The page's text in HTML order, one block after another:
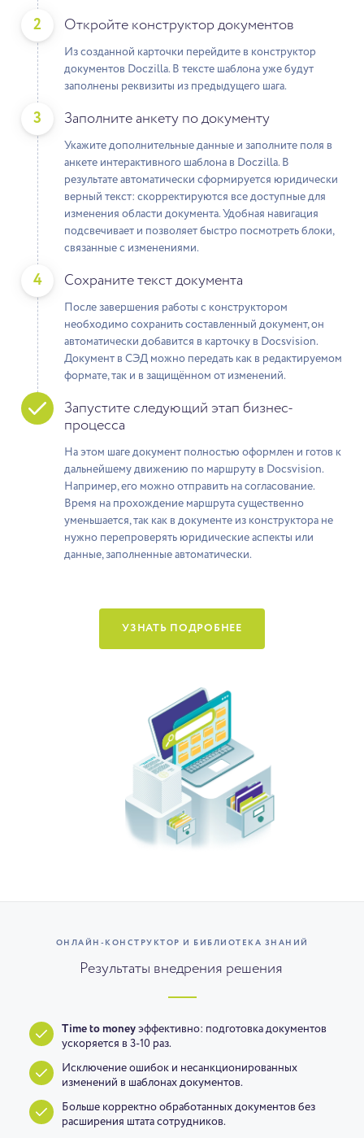
2 Откройте конструктор документов
Из созданной карточки перейдите в конструктор
документов Doczilla. В тексте шаблона уже будут
заполнены реквизиты из предыдущего шага.
3 Заполните анкету по документу
Укажите дополнительные данные и заполните поля в
анкете интерактивного шаблона в Doczilla. В
результате автоматически сформируется юридически
верный текст: скорректируются все доступные для
изменения области документа. Удобная навигация
подсвечивает и позволяет быстро посмотреть блоки,
связанные с изменениями.
4 Сохраните текст документа
После завершения работы с конструктором
необходимо сохранить составленный документ, он
автоматически добавится в карточку в Docsvision.
Документ в СЭД можно передать как в редактируемом
формате, так и в защищённом от изменений.
Запустите следующий этап бизнес-
процесса
На этом шаге документ полностью оформлен и готов к
дальнейшему движению по маршруту в Docsvision.
Например, его можно отправить на согласование.
Время на прохождение маршрута существенно
уменьшается, так как в документе из конструктора не
нужно перепроверять юридические аспекты или
данные, заполненные автоматически.
УЗНАТЬ ПОДРОБНЕЕ
ОНЛАЙН-КОНСТРУКТОР И БИБЛИОТЕКА ЗНАНИЙ
Результаты внедрения решения
Time to money эффективно: подготовка документов
ускоряется в 3-10 раз.
Исключение ошибок и несанкционированных
изменений в шаблонах документов.
Больше корректно обработанных документов без
расширения штата сотрудников.